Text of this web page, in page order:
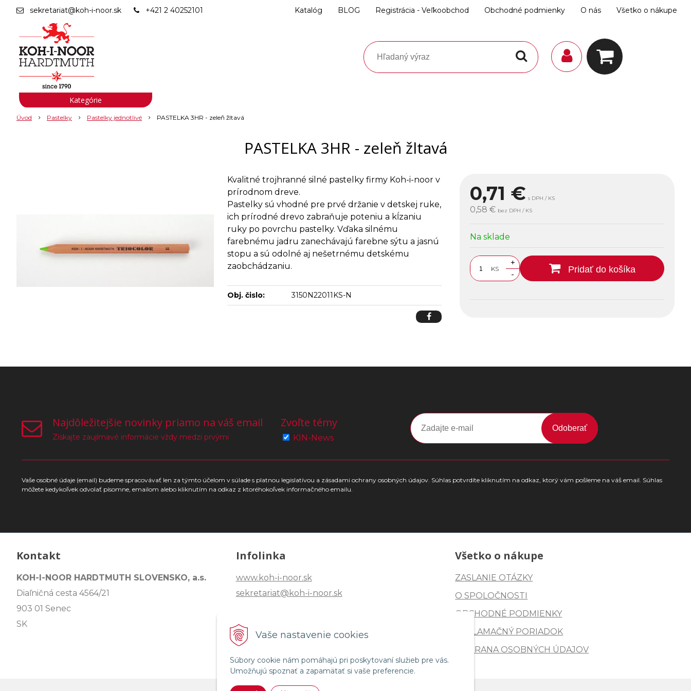
Vaše nastavenie cookies
Súbory cookie nám pomáhajú pri poskytovaní služieb pre vás.
Umožňujú spoznať a zapamätať si vaše preferencie.
sekretariat@koh-i-noor.sk +421 2 40252101 Katalóg BLOG Registrácia - Veľkoobchod Obchodné podmienky O nás Všetko o nákupe
Úvod Pastelky Pastelky jednotlivé PASTELKA 3HR - zeleň žltavá
PASTELKA 3HR - zeleň žltavá
0,71 € s DPH / KS
0,58 € bez DPH / KS
Na sklade
KS
+
-
Pridať do košíka
Kvalitné trojhranné silné pastelky firmy Koh-i-noor v
prírodnom dreve.
Pastelky sú vhodné pre prvé držanie v detskej ruke,
ich prírodné drevo zabraňuje poteniu a kĺzaniu
ruky po povrchu pastelky. Vďaka silnému
farebnému jadru zanechávajú farebne sýtu a jasnú
stopu a sú odolné aj nešetrnému detskému
zaobchádzaniu.
Obj. čislo: 3150N22011KS-N
Kategórie
Najdôležitejšie novinky priamo na váš email
Získajte zaujímavé informácie vždy medzi prvými
Zvoľte témy
KIN-News
Odoberať
Vaše osobné údaje (email) budeme spracovávať len za týmto účelom v súlade s platnou legislatívou a zásadami ochrany osobných údajov. Súhlas potvrdíte kliknutím na odkaz, ktorý vám pošleme na váš email. Súhlas
môžete kedykoľvek odvolať písomne, emailom alebo kliknutím na odkaz z ktoréhokoľvek informačného emailu.
Kontakt
KOH-I-NOOR HARDTMUTH SLOVENSKO, a.s.
Diaľničná cesta 4564/21
903 01 Senec
SK
Infolinka
www.koh-i-noor.sk
sekretariat@koh-i-noor.sk
Tel: +421 2 40252101
Fax: +421 2 44872870
Všetko o nákupe
ZASLANIE OTÁZKY
O SPOLOČNOSTI
OBCHODNÉ PODMIENKY
REKLAMAČNÝ PORIADOK
OCHRANA OSOBNÝCH ÚDAJOV